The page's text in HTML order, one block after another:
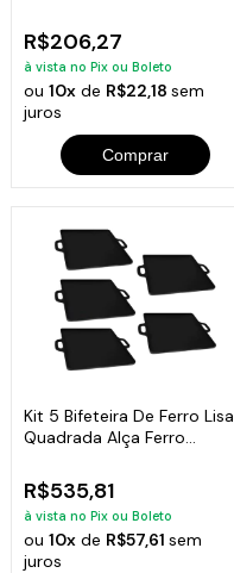
R$206,27
à vista no Pix ou Boleto
ou10x de R$22,18sem
juros
Comprar
Kit 5 Bifeteira De Ferro Lisa
Quadrada Alça Ferro
R$535,81
à vista no Pix ou Boleto
ou10x de R$57,61sem
juros